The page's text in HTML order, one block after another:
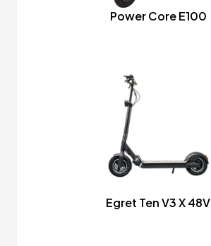
Power Core E100
Egret Ten V3 X 48V